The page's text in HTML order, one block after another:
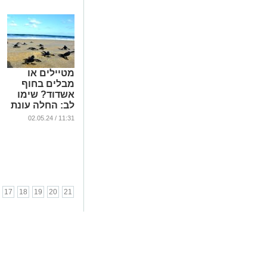
מטיילים או
מבלים בחוף
אשדוד? שימו
לב: החלה עונת
הטלת צבי הים
11:31 / 02.05.24
17 18 19 20
21